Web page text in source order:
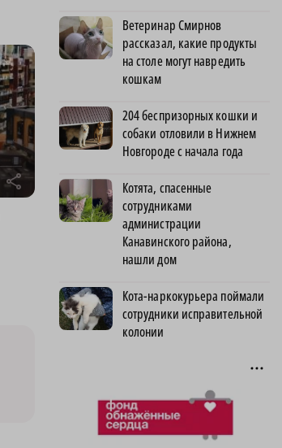
r
Ветеринар Смирнов
рассказал, какие продукты
на столе могут навредить
кошкам
204 беспризорных кошки и
собаки отловили в Нижнем
Новгороде с начала года
Котята, спасенные
сотрудниками
администрации
Канавинского района,
нашли дом
Кота-наркокурьера поймали
сотрудники исправительной
колонии